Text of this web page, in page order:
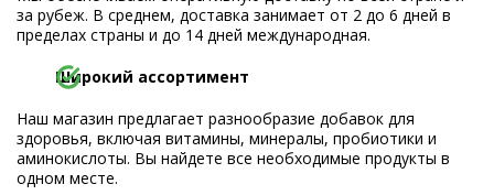
за рубеж. В среднем, доставка занимает от 2 до 6 дней в
пределах страны и до 14 дней международная.
Широкий ассортимент
Наш магазин предлагает разнообразие добавок для
здоровья, включая витамины, минералы, пробиотики и
аминокислоты. Вы найдете все необходимые продукты в
одном месте.